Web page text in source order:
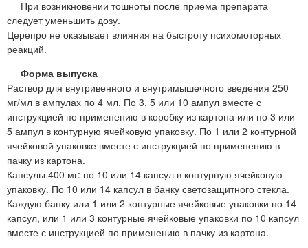
При возникновении тошноты после приема препарата
следует уменьшить дозу.
Церепро не оказывает влияния на быстроту психомоторных
реакций.
Форма выпуска
Раствор для внутривенного и внутримышечного введения 250
мг/мл в ампулах по 4 мл. По 3, 5 или 10 ампул вместе с
инструкцией по применению в коробку из картона или по 3 или
5 ампул в контурную ячейковую упаковку. По 1 или 2 контурной
ячейковой упаковке вместе с инструкцией по применению в
пачку из картона.
Капсулы 400 мг: по 10 или 14 капсул в контурную ячейковую
упаковку. По 10 или 14 капсул в банку светозащитного стекла.
Каждую банку или 1 или 2 контурные ячейковые упаковки по 14
капсул, или 1 или 3 контурные ячейковые упаковки по 10 капсул
вместе с инструкцией по применению в пачку из картона.